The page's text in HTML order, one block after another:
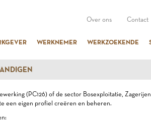
Over ons Contact
WERKNEMER WERKZOEKENDE
(PC126) of de sector Bosexploitatie, Zagerijen
een eigen profiel creëren en beheren.